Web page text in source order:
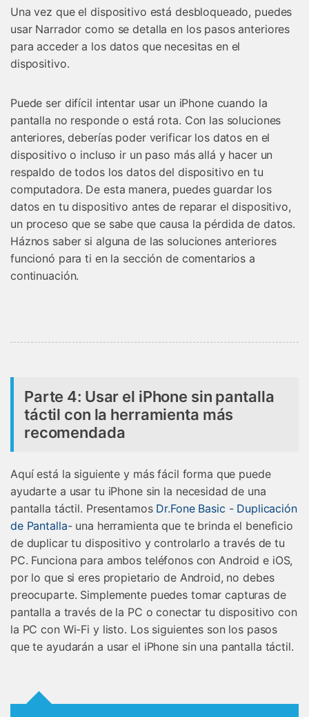
Una vez que el dispositivo está desbloqueado, puedes
usar Narrador como se detalla en los pasos anteriores
para acceder a los datos que necesitas en el
dispositivo.
Puede ser difícil intentar usar un iPhone cuando la
pantalla no responde o está rota. Con las soluciones
anteriores, deberías poder verificar los datos en el
dispositivo o incluso ir un paso más allá y hacer un
respaldo de todos los datos del dispositivo en tu
computadora. De esta manera, puedes guardar los
datos en tu dispositivo antes de reparar el dispositivo,
un proceso que se sabe que causa la pérdida de datos.
Háznos saber si alguna de las soluciones anteriores
funcionó para ti en la sección de comentarios a
continuación.
Parte 4: Usar el iPhone sin pantalla
táctil con la herramienta más
recomendada
Aquí está la siguiente y más fácil forma que puede
ayudarte a usar tu iPhone sin la necesidad de una
pantalla táctil. Presentamos Dr.Fone Basic - Duplicación
de Pantalla- una herramienta que te brinda el beneficio
de duplicar tu dispositivo y controlarlo a través de tu
PC. Funciona para ambos teléfonos con Android e iOS,
por lo que si eres propietario de Android, no debes
preocuparte. Simplemente puedes tomar capturas de
pantalla a través de la PC o conectar tu dispositivo con
la PC con Wi-Fi y listo. Los siguientes son los pasos
que te ayudarán a usar el iPhone sin una pantalla táctil.